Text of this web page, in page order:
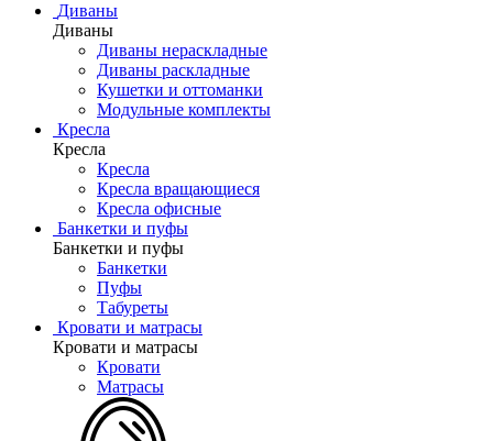
Диваны
Диваны
Диваны нераскладные
Диваны раскладные
Кушетки и оттоманки
Модульные комплекты
Кресла
Кресла
Кресла
Кресла вращающиеся
Кресла офисные
Банкетки и пуфы
Банкетки и пуфы
Банкетки
Пуфы
Табуреты
Кровати и матрасы
Кровати и матрасы
Кровати
Матрасы